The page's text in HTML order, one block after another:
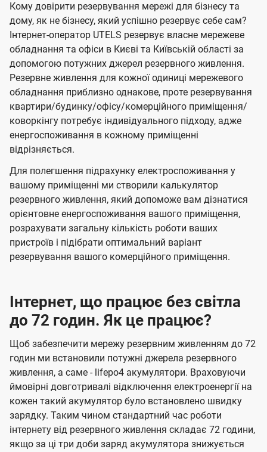
Кому довірити резервування мережі для бізнесу та
дому, як не бізнесу, який успішно резервує себе сам?
Інтернет-оператор UTELS резервує власне мережеве
обладнання та офіси в Києві та Київській області за
допомогою потужних джерел резервного живлення.
Резервне живлення для кожної одиниці мережевого
обладнання приблизно однакове, проте резервування
квартири/будинку/офісу/комерційного приміщення/
коворкінгу потребує індивідуального підходу, адже
енергоспоживання в кожному приміщенні
відрізняється.
Для полегшення підрахунку електроспоживання у
вашому приміщенні ми створили калькулятор
резервного живлення, який допоможе вам дізнатися
орієнтовне енергоспоживання вашого приміщення,
розрахувати загальну кількість роботи ваших
пристроїв і підібрати оптимальний варіант
резервування вашого комерційного приміщення.
Інтернет, що працює без світла
до 72 годин. Як це працює?
Щоб забезпечити мережу резервним живленням до 72
годин ми встановили потужні джерела резервного
живлення, а саме - lifepo4 акумулятори. Враховуючи
ймовірні довготривалі відключення електроенергії на
кожен такий акумулятор було встановлено швидку
зарядку. Таким чином стандартний час роботи
інтернету від резервного живлення складає 72 години,
якщо за ці три доби заряд акумулятора знижується